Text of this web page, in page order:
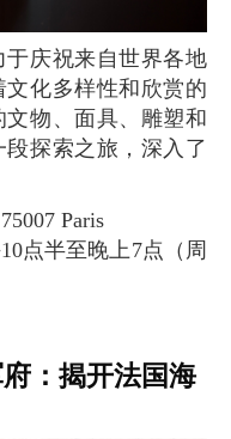
化多样性和欣赏的
物、面具、雕塑和
探索之旅，深入了
Paris
点半至晚上7点（周